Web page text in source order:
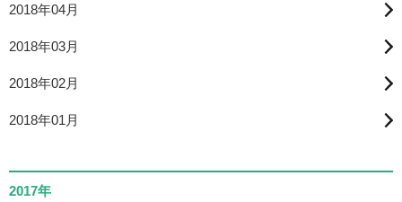
2018年04月
2018年03月
2018年02月
2018年01月
2017年